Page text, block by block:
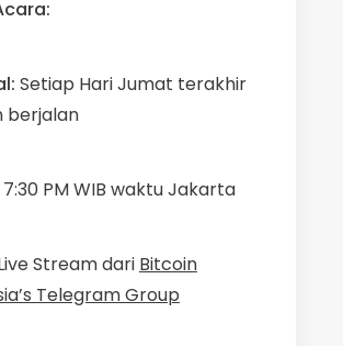
Setiap Hari Jumat terakhir
berjalan
7:30 PM WIB waktu Jakarta
Stream dari Bitcoin
Telegram Group